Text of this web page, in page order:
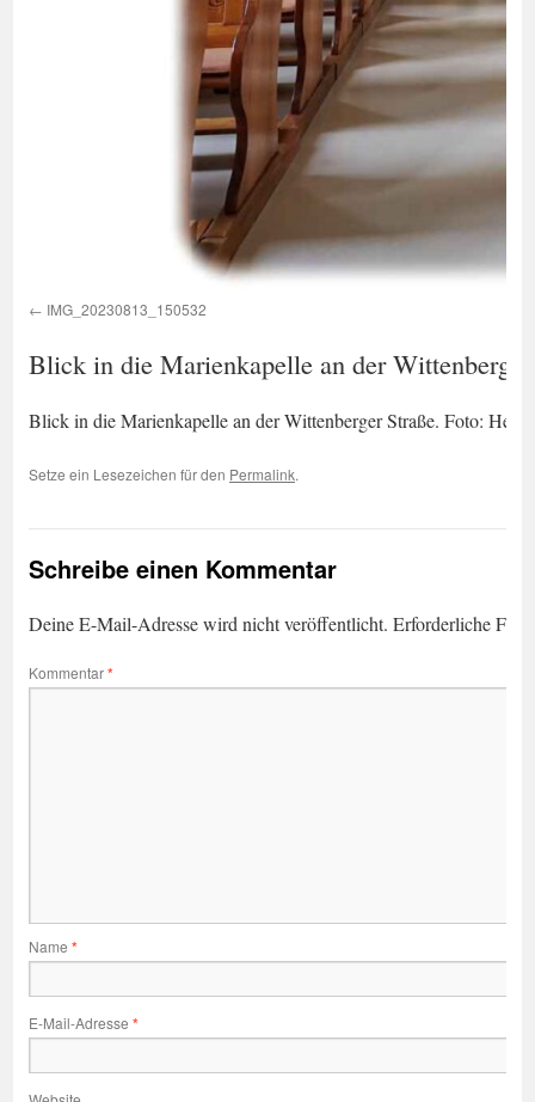
IMG_20230813_150532
Blick in die Marienkapelle an der
Blick in die Marienkapelle an der Wittenberger Straße. Foto:
Setze ein Lesezeichen für den Permalink.
Schreibe einen Kommentar
Deine E-Mail-Adresse wird nicht veröffentlicht. Erforderliche
Kommentar*
Name *
E-Mail-Adresse *